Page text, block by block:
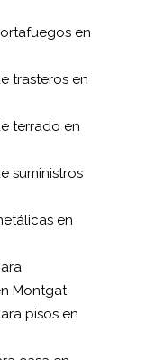
en
trasteros en
terrado en
suministros
en
Montgat
pisos en